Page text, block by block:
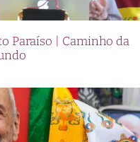
Paraíso | Caminho da